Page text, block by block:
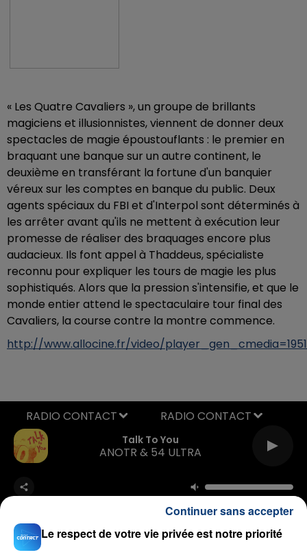
« Les Quatre Cavaliers », un groupe de brillants
magiciens et illusionnistes, viennent de donner deux
spectacles de magie époustouflants : le premier en
braquant une banque sur un autre continent, le
deuxième en transférant la fortune d'un banquier
véreux sur les comptes en banque du public. Deux
agents spéciaux du FBI et d'Interpol sont déterminés à
les arrêter avant qu'ils ne mettent à exécution leur
promesse de réaliser des braquages encore plus
audacieux. Ils font appel à Thaddeus, spécialiste
reconnu pour expliquer les tours de magie les plus
sophistiqués. Alors que la pression s'intensifie, et que le
monde entier attend le spectaculaire tour final des
Cavaliers, la course contre la montre commence.
http://www.allocine.fr/video/
Talk To You
ANOTR & 54 ULTRA
RADIO CONTACT
Le respect de votre vie privée est notre priorité
Continuer sans accepter